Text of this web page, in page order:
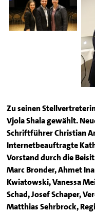
Zu seinen
Vjola Shala gewählt.
Schriftführer Christian
Internetbeauftragte
Vorstand durch die
Marc Bronder, Ahmet
Kwiatowski, Vanessa
Schad, Josef Schaper,
Matthias Sehrbrock,